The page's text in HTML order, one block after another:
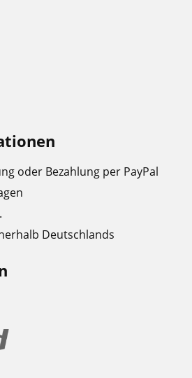
oder Bezahlung per PayPal
Deutschlands